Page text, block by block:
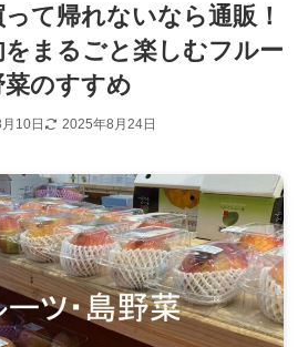
て帰れないなら通販！
をまるごと楽しむフルー
菜のすすめ
10日 2025年8月24日